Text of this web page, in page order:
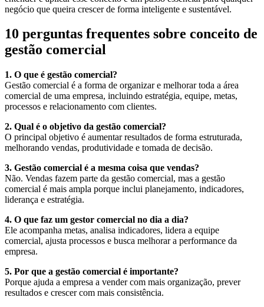
negócio que queira crescer de forma inteligente e sustentável.
10 perguntas frequentes sobre conceito de
gestão comercial
1. O que é gestão comercial?
Gestão comercial é a forma de organizar e melhorar toda a área
comercial de uma empresa, incluindo estratégia, equipe, metas,
processos e relacionamento com clientes.
2. Qual é o objetivo da gestão comercial?
O principal objetivo é aumentar resultados de forma estruturada,
melhorando vendas, produtividade e tomada de decisão.
3. Gestão comercial é a mesma coisa que vendas?
Não. Vendas fazem parte da gestão comercial, mas a gestão
comercial é mais ampla porque inclui planejamento, indicadores,
liderança e estratégia.
4. O que faz um gestor comercial no dia a dia?
Ele acompanha metas, analisa indicadores, lidera a equipe
comercial, ajusta processos e busca melhorar a performance da
empresa.
5. Por que a gestão comercial é importante?
Porque ajuda a empresa a vender com mais organização, prever
resultados e crescer com mais consistência.